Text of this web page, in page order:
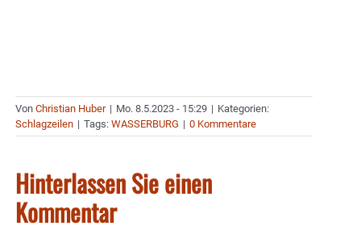
Von Christian Huber | Mo. 8.5.2023 - 15:29 | Kategorien:
Schlagzeilen | Tags: WASSERBURG | 0 Kommentare
Hinterlassen Sie einen
Kommentar